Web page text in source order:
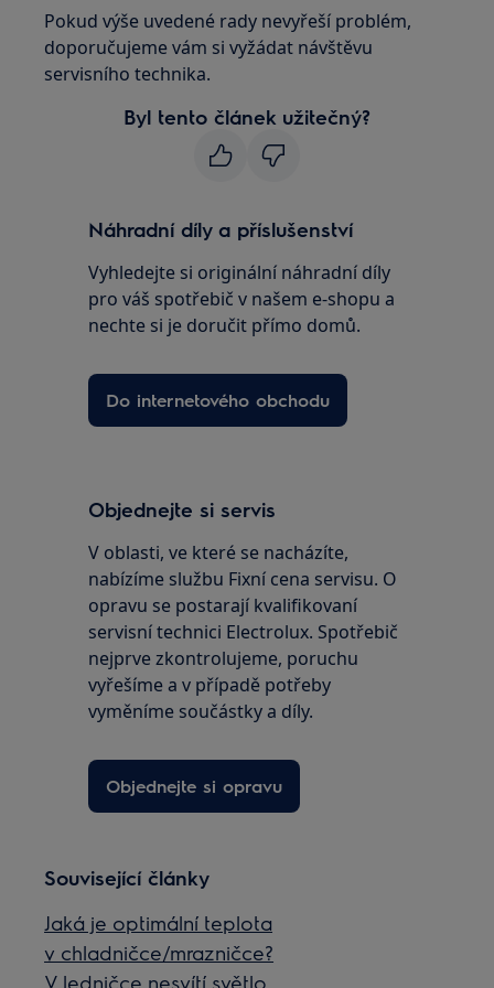
Pokud výše uvedené rady nevyřeší problém,
doporučujeme vám si vyžádat návštěvu
servisního technika.
Byl tento článek užitečný?
Náhradní díly a příslušenství
Vyhledejte si originální náhradní díly
pro váš spotřebič v našem e-shopu a
nechte si je doručit přímo domů.
Do internetového obchodu
Objednejte si servis
V oblasti, ve které se nacházíte,
nabízíme službu Fixní cena servisu. O
opravu se postarají kvalifikovaní
servisní technici Electrolux. Spotřebič
nejprve zkontrolujeme, poruchu
vyřešíme a v případě potřeby
vyměníme součástky a díly.
Objednejte si opravu
Související články
Jaká je optimální teplota
v chladničce/mrazničce?
V ledničce nesvítí světlo